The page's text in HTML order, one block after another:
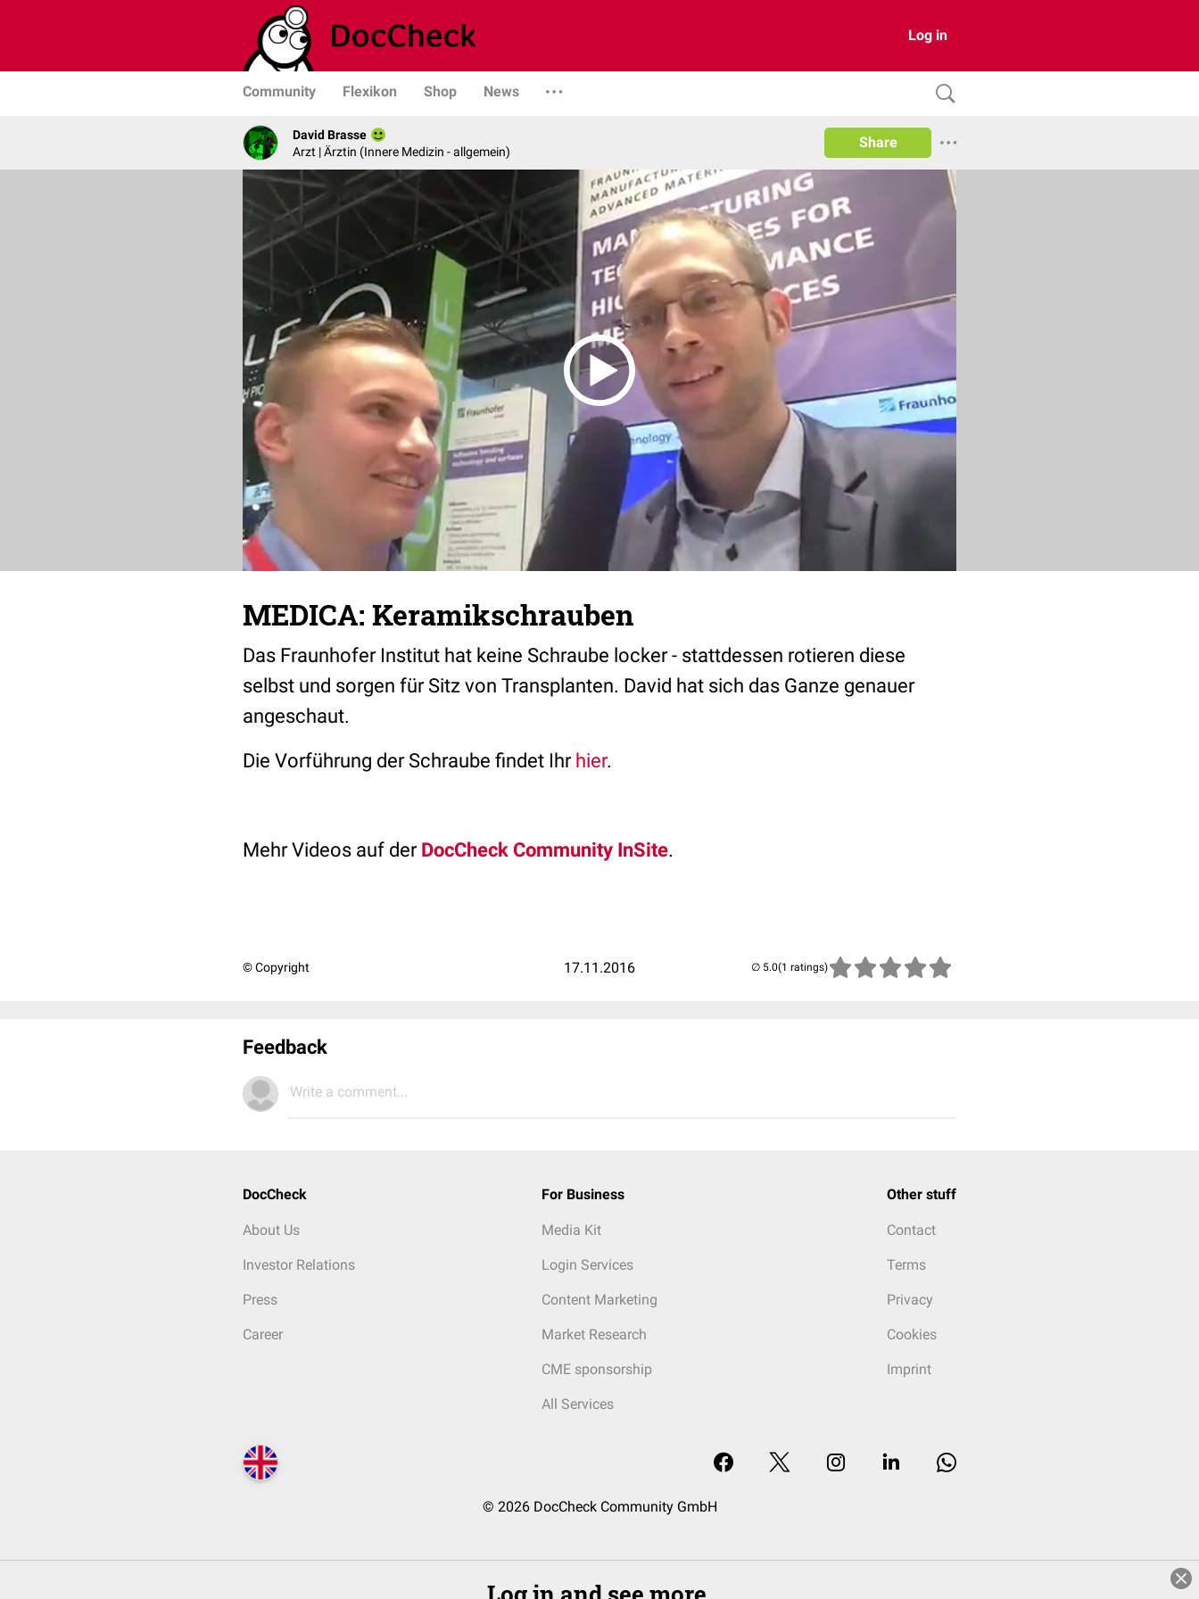
Log in
Community Flexikon Shop News
David Brasse
Arzt | Ärztin (Innere Medizin - allgemein)
Share
MEDICA: Keramikschrauben
Das Fraunhofer Institut hat keine Schraube locker - stattdessen rotieren diese
selbst und sorgen für Sitz von Transplanten. David hat sich das Ganze genauer
angeschaut.
Die Vorführung der Schraube findet Ihr hier.
Mehr Videos auf der DocCheck Community InSite.
© Copyright 17.11.2016 (1 ratings)
Feedback
Write a comment...
DocCheck
About Us
Investor Relations
Press
Career
For Business
Media Kit
Login Services
Content Marketing
Market Research
CME sponsorship
All Services
Other stuff
Contact
Terms
Privacy
Cookies
Imprint
© 2026 DocCheck Community GmbH